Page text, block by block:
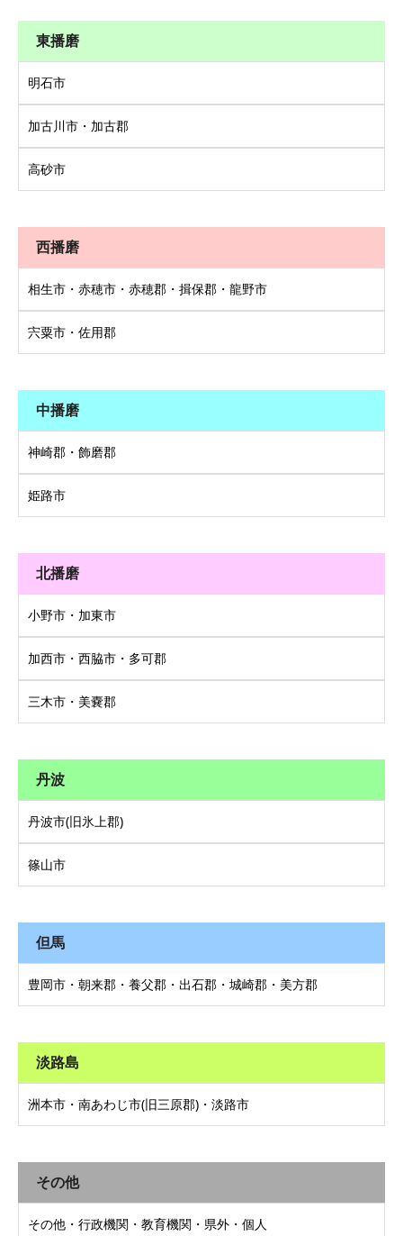
東播磨
明石市
加古川市・加古郡
高砂市
西播磨
相生市・赤穂市・赤穂郡・揖保郡・龍野市
宍粟市・佐用郡
中播磨
神崎郡・飾磨郡
姫路市
北播磨
小野市・加東市
加西市・西脇市・多可郡
三木市・美嚢郡
丹波
丹波市(旧氷上郡)
篠山市
但馬
豊岡市・朝来郡・養父郡・出石郡・城崎郡・美方郡
淡路島
洲本市・南あわじ市(旧三原郡)・淡路市
その他
その他・行政機関・教育機関・県外・個人